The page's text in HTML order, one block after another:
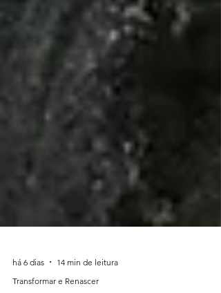
há 6 dias
14 min de leitura